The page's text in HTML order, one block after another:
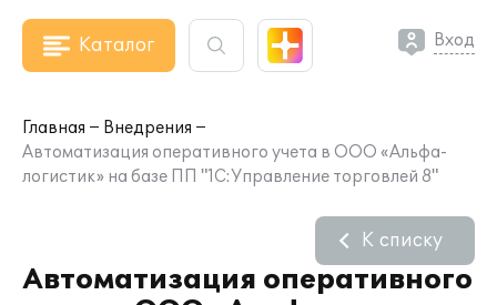
Каталог Вход
Главная
Внедрения
Автоматизация оперативного учета в ООО «Альфа-
логистик» на базе ПП "1С:Управление торговлей 8"
Автоматизация оперативного
К списку